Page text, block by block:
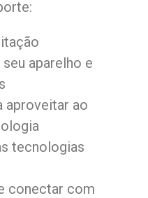
aparelho e
aproveitar ao
tecnologias
conectar com